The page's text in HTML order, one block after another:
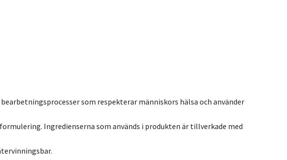
som respekterar människors hälsa och använder
Ingredienserna som används i produkten är tillverkade med